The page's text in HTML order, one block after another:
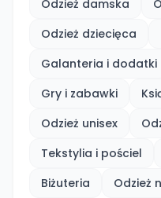
Odzież damska
Odzież dziecięca
Galanteria i dodatki
Gry i zabawki
Odzież unisex
Tekstylia i pościel
Biżuteria
Odzież